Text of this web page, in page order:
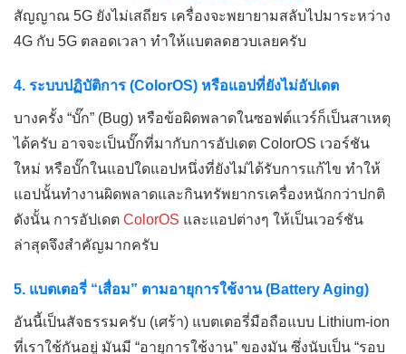
สัญญาณ 5G ยังไม่เสถียร เครื่องจะพยายามสลับไปมาระหว่าง
4G กับ 5G ตลอดเวลา ทำให้แบตลดฮวบเลยครับ
4. ระบบปฏิบัติการ (ColorOS) หรือแอปที่ยังไม่อัปเดต
บางครั้ง “บั๊ก” (Bug) หรือข้อผิดพลาดในซอฟต์แวร์ก็เป็นสาเหตุ
ได้ครับ อาจจะเป็นบั๊กที่มากับการอัปเดต ColorOS เวอร์ชัน
ใหม่ หรือบั๊กในแอปใดแอปหนึ่งที่ยังไม่ได้รับการแก้ไข ทำให้
แอปนั้นทำงานผิดพลาดและกินทรัพยากรเครื่องหนักกว่าปกติ
ดังนั้น การอัปเดต ColorOS และแอปต่างๆ ให้เป็นเวอร์ชัน
ล่าสุดจึงสำคัญมากครับ
5. แบตเตอรี่ “เสื่อม” ตามอายุการใช้งาน (Battery Aging)
อันนี้เป็นสัจธรรมครับ (เศร้า) แบตเตอรี่มือถือแบบ Lithium-ion
ที่เราใช้กันอยู่ มันมี “อายุการใช้งาน” ของมัน ซึ่งนับเป็น “รอบ